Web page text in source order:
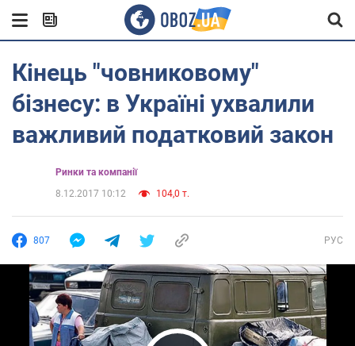
Кінець "човниковому"
бізнесу: в Україні ухвалили
важливий податковий закон
Ринки та компанії
8.12.2017 10:12
104,0 т.
807 РУС